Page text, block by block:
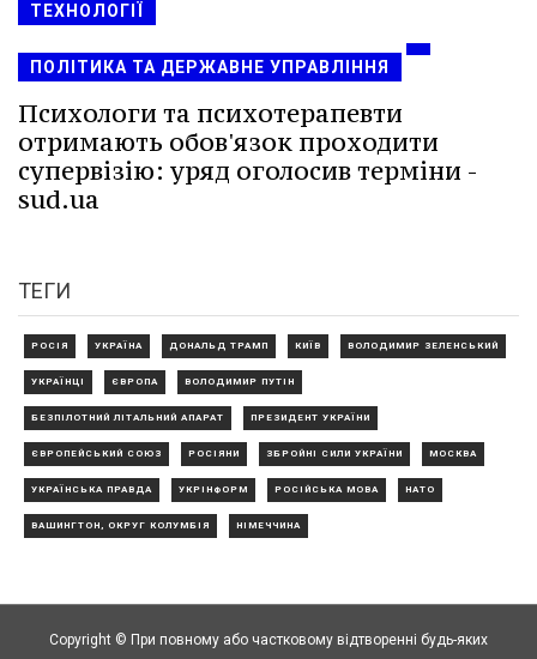
ТЕХНОЛОГІЇ
ПОЛІТИКА ТА ДЕРЖАВНЕ УПРАВЛІННЯ
Психологи та психотерапевти
отримають обов'язок проходити
супервізію: уряд оголосив терміни -
sud.ua
ТЕГИ
РОСІЯ УКРАЇНА ДОНАЛЬД ТРАМП КИЇВ ВОЛОДИМИР ЗЕЛЕНСЬКИЙ
УКРАЇНЦІ ЄВРОПА ВОЛОДИМИР ПУТІН
БЕЗПІЛОТНИЙ ЛІТАЛЬНИЙ АПАРАТ ПРЕЗИДЕНТ УКРАЇНИ
ЄВРОПЕЙСЬКИЙ СОЮЗ РОСІЯНИ ЗБРОЙНІ СИЛИ УКРАЇНИ МОСКВА
УКРАЇНСЬКА ПРАВДА УКРІНФОРМ РОСІЙСЬКА МОВА НАТО
ВАШИНГТОН, ОКРУГ КОЛУМБІЯ НІМЕЧЧИНА
Copyright © При повному або частковому відтворенні будь-яких